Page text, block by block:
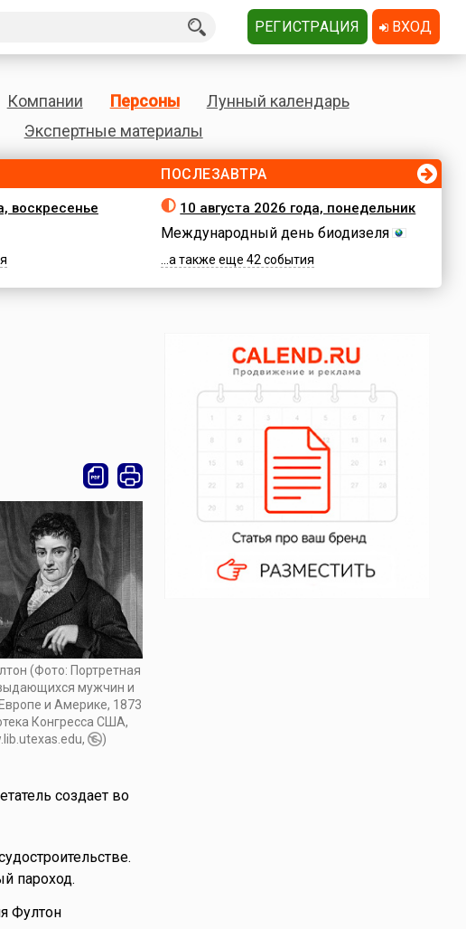
Компании Персоны
Лунный календарь
Экспертные материалы
воскресенье
ПОСЛЕЗАВТРА
10 августа 2026 года, понедельник
Международный день биодизеля
...а также еще 42 события
(Фото: Портретная
мужчин и
и Америке, 1873
Конгресса США,
)
создает во
пароход.
Фултон
РЕГИСТРАЦИЯ ВХОД